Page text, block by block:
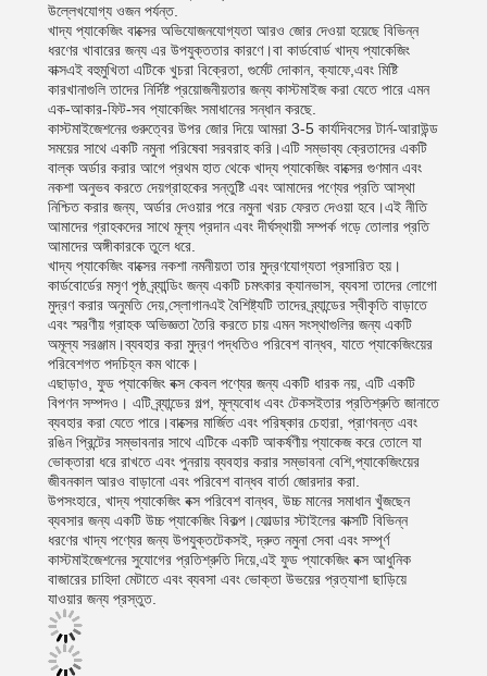
উল্লেখযোগ্য ওজন পর্যন্ত.
খাদ্য প্যাকেজিং বাক্সের অভিযোজনযোগ্যতা আরও জোর দেওয়া হয়েছে বিভিন্ন
ধরণের খাবারের জন্য এর উপযুক্ততার কারণে।বা কার্ডবোর্ড খাদ্য প্যাকেজিং
বাক্সএই বহুমুখিতা এটিকে খুচরা বিক্রেতা, গুর্মেট দোকান, ক্যাফে,এবং মিষ্টি
কারখানাগুলি তাদের নির্দিষ্ট প্রয়োজনীয়তার জন্য কাস্টমাইজ করা যেতে পারে এমন
এক-আকার-ফিট-সব প্যাকেজিং সমাধানের সন্ধান করছে.
কাস্টমাইজেশনের গুরুত্বের উপর জোর দিয়ে আমরা 3-5 কার্যদিবসের টার্ন-আরাউন্ড
সময়ের সাথে একটি নমুনা পরিষেবা সরবরাহ করি।এটি সম্ভাব্য ক্রেতাদের একটি
বাল্ক অর্ডার করার আগে প্রথম হাত থেকে খাদ্য প্যাকেজিং বাক্সের গুণমান এবং
নকশা অনুভব করতে দেয়গ্রাহকের সন্তুষ্টি এবং আমাদের পণ্যের প্রতি আস্থা
নিশ্চিত করার জন্য, অর্ডার দেওয়ার পরে নমুনা খরচ ফেরত দেওয়া হবে।এই নীতি
আমাদের গ্রাহকদের সাথে মূল্য প্রদান এবং দীর্ঘস্থায়ী সম্পর্ক গড়ে তোলার প্রতি
আমাদের অঙ্গীকারকে তুলে ধরে.
খাদ্য প্যাকেজিং বাক্সের নকশা নমনীয়তা তার মুদ্রণযোগ্যতা প্রসারিত হয়।
কার্ডবোর্ডের মসৃণ পৃষ্ঠ ব্র্যান্ডিং জন্য একটি চমৎকার ক্যানভাস, ব্যবসা তাদের লোগো
মুদ্রণ করার অনুমতি দেয়,স্লোগানএই বৈশিষ্ট্যটি তাদের ব্র্যান্ডের স্বীকৃতি বাড়াতে
এবং স্মরণীয় গ্রাহক অভিজ্ঞতা তৈরি করতে চায় এমন সংস্থাগুলির জন্য একটি
অমূল্য সরঞ্জাম।ব্যবহার করা মুদ্রণ পদ্ধতিও পরিবেশ বান্ধব, যাতে প্যাকেজিংয়ের
পরিবেশগত পদচিহ্ন কম থাকে।
এছাড়াও, ফুড প্যাকেজিং বক্স কেবল পণ্যের জন্য একটি ধারক নয়, এটি একটি
বিপণন সম্পদও। এটি ব্র্যান্ডের গল্প, মূল্যবোধ এবং টেকসইতার প্রতিশ্রুতি জানাতে
ব্যবহার করা যেতে পারে।বাক্সের মার্জিত এবং পরিষ্কার চেহারা, প্রাণবন্ত এবং
রঙিন প্রিন্টের সম্ভাবনার সাথে এটিকে একটি আকর্ষণীয় প্যাকেজ করে তোলে যা
ভোক্তারা ধরে রাখতে এবং পুনরায় ব্যবহার করার সম্ভাবনা বেশি,প্যাকেজিংয়ের
জীবনকাল আরও বাড়ানো এবং পরিবেশ বান্ধব বার্তা জোরদার করা.
উপসংহারে, খাদ্য প্যাকেজিং বক্স পরিবেশ বান্ধব, উচ্চ মানের সমাধান খুঁজছেন
ব্যবসার জন্য একটি উচ্চ প্যাকেজিং বিকল্প।ফোল্ডার স্টাইলের বাক্সটি বিভিন্ন
ধরণের খাদ্য পণ্যের জন্য উপযুক্তটেকসই, দ্রুত নমুনা সেবা এবং সম্পূর্ণ
কাস্টমাইজেশনের সুযোগের প্রতিশ্রুতি দিয়ে,এই ফুড প্যাকেজিং বক্স আধুনিক
বাজারের চাহিদা মেটাতে এবং ব্যবসা এবং ভোক্তা উভয়ের প্রত্যাশা ছাড়িয়ে
যাওয়ার জন্য প্রস্তুত.